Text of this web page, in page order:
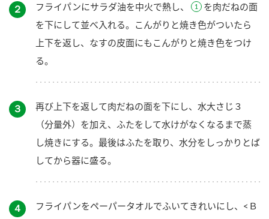
２ フライパンにサラダ油を中火で熱し、
を肉だねの面
を下にして並べ入れる。こんがりと焼き色がついたら
上下を返し、なすの皮面にもこんがりと焼き色をつけ
る。
３
再び上下を返して肉だねの面を下にし、水大さじ３
（分量外）を加え、ふたをして水けがなくなるまで蒸
し焼きにする。最後はふたを取り、水分をしっかりとば
してから器に盛る。
４
フライパンをペーパータオルでふいてきれいにし、<Ｂ